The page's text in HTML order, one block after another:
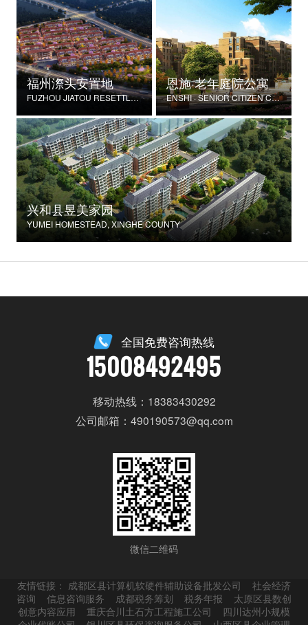
福州漈头安置地
FUZHOU JIATOU RESETTLEMENT SITE
恩施·老年庭院公寓
ENSHI · SENIOR CITIZEN COURTYARD APARTMENT
兴和县昱美家园
YUMEI HOMESTEAD, XINGHE COUNTY
全国免费咨询热线
15008492495
移动热线：18383430292
公司邮箱：490190573@qq.com
微信二维码
友情链接： 成都区县计算机软硬件辅助设备批发公司
社会经济
咨询
信息咨询服务 成都税务筹划 税务年报
太原区县数创
创意内容应用
重庆合川土石方工程施工公司
四川达州小规模